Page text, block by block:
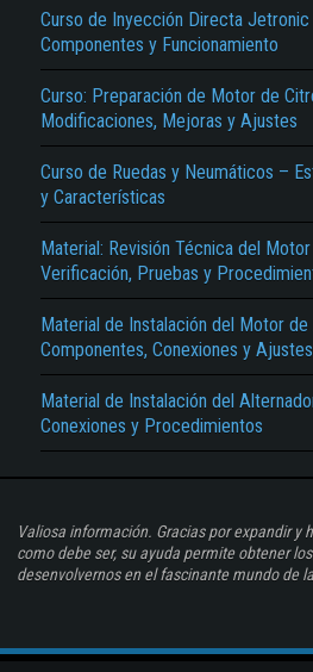
Curso de Inyección Directa
Componentes y Funcionamiento
Curso: Preparación de Motor de
Modificaciones, Mejoras y Ajustes
Curso de Ruedas y Neumáticos –
y Características
Material: Revisión Técnica del
Verificación, Pruebas y
Material de Instalación del Motor
Componentes, Conexiones y Ajustes
Material de Instalación del
Conexiones y Procedimientos
Valiosa información. Gracias por expandir y
como debe ser, su ayuda permite obtener
desenvolvernos en el fascinante mundo de la